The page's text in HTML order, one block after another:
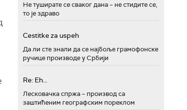
Не туширате се сваког дана – не стидите се,
то је здраво
Cestitke za uspeh
Да ли сте знали да се најбоље грамофонске
ручице производе у Србији
Re: Eh...
Лесковачка спржа – производ са
заштићеним географским пореклом